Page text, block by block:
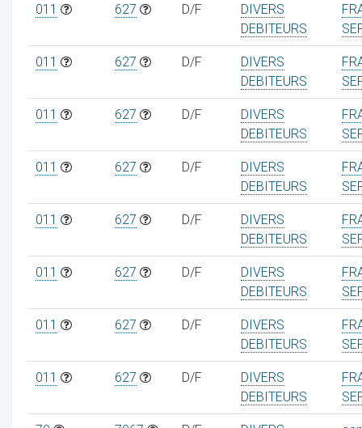
011 627 D/F
DIVERS
DEBITEURS
011 627 D/F
DIVERS
DEBITEURS
011 627 D/F
DIVERS
DEBITEURS
011 627 D/F
DIVERS
DEBITEURS
011 627 D/F
DIVERS
DEBITEURS
011 627 D/F
DIVERS
DEBITEURS
011 627 D/F
DIVERS
DEBITEURS
011 627 D/F
DIVERS
DEBITEURS